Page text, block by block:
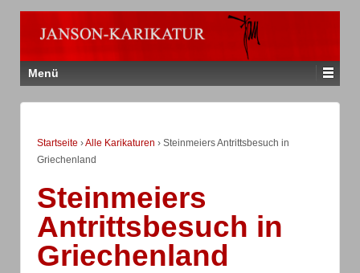
Menü
Startseite ›Alle Karikaturen › Steinmeiers Antrittsbesuch in
Griechenland
Steinmeiers
Antrittsbesuch in
Griechenland